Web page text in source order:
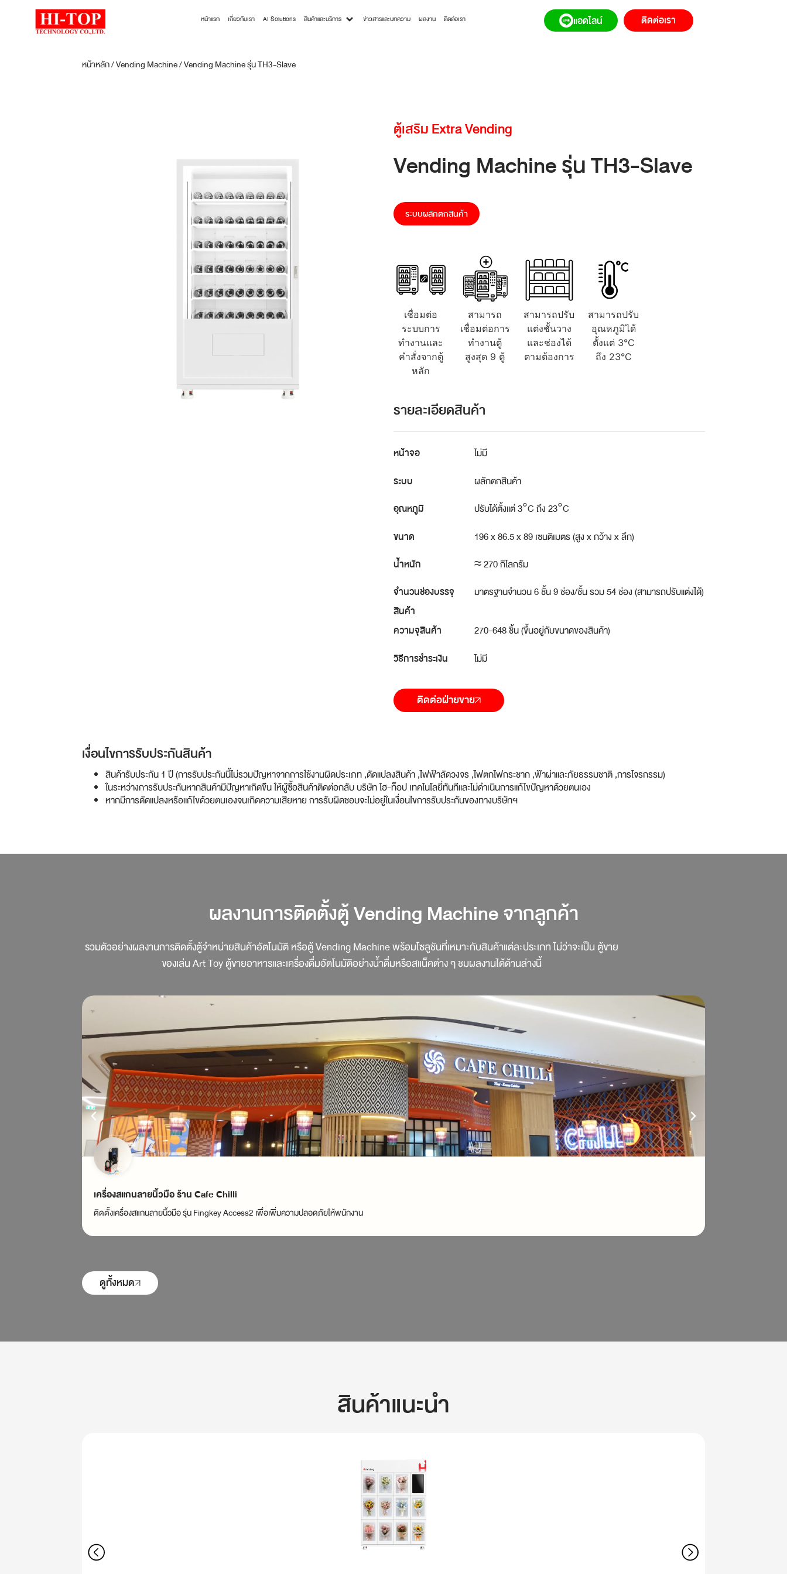
หน้าแรก เกี่ยวกับเรา AI Solutions สินค้าและบริการ ข่าวสารและบทความ ผลงาน ติดต่อเรา แอดไลน์ ติดต่อเรา
หน้าหลัก/Vending Machine/Vending Machine รุ่น TH3-Slave
ตู้เสริม Extra Vending
Vending Machine รุ่น TH3-Slave
ระบบผลักตกสินค้า
เชื่อมต่อ
ระบบการ
ทำงานและ
คำสั่งจากตู้
หลัก
สามารถ
เชื่อมต่อการ
ทำงานตู้
สูงสุด 9 ตู้
สามารถปรับ
แต่งชั้นวาง
และช่องได้
ตามต้องการ
สามารถปรับ
อุณหภูมิได้
ตั้งแต่ 3°C
ถึง 23°C
รายละเอียดสินค้า
หน้าจอ
ไม่มี
ระบบ
ผลักตกสินค้า
อุณหภูมิ
ปรับได้ตั้งแต่ 3°C ถึง 23°C
ขนาด
196 x 86.5 x 89 เซนติเมตร (สูง x กว้าง x ลึก)
น้ำหนัก
≈ 270 กิโลกรัม
จำนวนช่องบรรจุ
สินค้า
มาตรฐานจำนวน 6 ชั้น 9 ช่อง/ชั้น รวม 54 ช่อง (สามารถปรับแต่งได้)
ความจุสินค้า
270-648 ชิ้น (ขึ้นอยู่กับขนาดของสินค้า)
วิธีการชำระเงิน
ไม่มี
ติดต่อฝ่ายขาย
เงื่อนไขการรับประกันสินค้า
สินค้ารับประกัน 1 ปี (การรับประกันนี้ไม่รวมปัญหาจากการใช้งานผิดประเภท ,ดัดแปลงสินค้า ,ไฟฟ้าลัดวงจร ,ไฟตกไฟกระชาก ,ฟ้าผ่าและภัยธรรมชาติ ,การโจรกรรม)
ในระหว่างการรับประกันหากสินค้ามีปัญหาเกิดข้ึน ให้ผู้ซื้อสินค้าติดต่อกลับ บริษัท ไฮ-ท็อป เทคโนโลยี่ทันทีและไม่ดำเนินการแก้ไขปัญหาด้วยตนเอง
หากมีการดัดแปลงหรือแก้ไขด้วยตนเองจนเกิดความเสียหาย การรับผิดชอบจะไม่อยู่ในเงื่อนไขการรับประกันของทางบริษัทฯ
ผลงานการติดตั้งตู้ Vending Machine จากลูกค้า
รวมตัวอย่างผลงานการติดตั้งตู้จำหน่ายสินค้าอัตโนมัติ หรือตู้ Vending Machine พร้อมโซลูชันที่เหมาะกับสินค้าแต่ละประเภท ไม่ว่าจะเป็น ตู้ขาย
ของเล่น Art Toy ตู้ขายอาหารและเครื่องดื่มอัตโนมัติอย่างน้ำดื่มหรือสแน็คต่าง ๆ ชมผลงานได้ด้านล่างนี้
เครื่องสแกนลายนิ้วมือ ร้าน Cafe Chilli
ติดตั้งเครื่องสแกนลายนิ้วมือ รุ่น Fingkey Access2 เพื่อเพิ่มความปลอดภัยให้พนักงาน
ดูทั้งหมด
สินค้าแนะนำ